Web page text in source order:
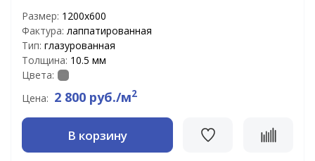
Размер: 1200х600
Фактура: лаппатированная
Тип: глазурованная
Толщина: 10.5 мм
Цвета:
Цена: 2 800 руб./м2
В корзину